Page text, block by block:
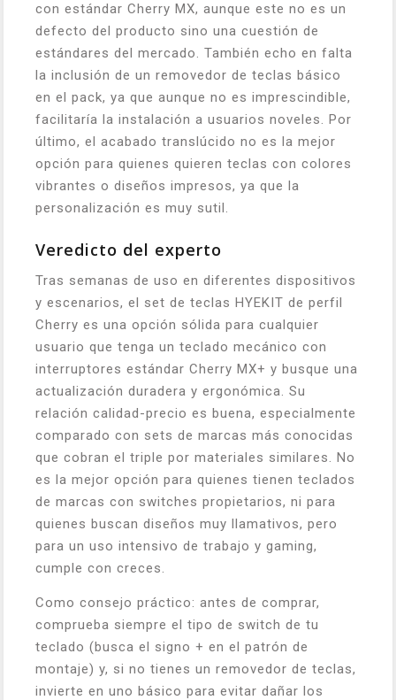
con estándar Cherry MX, aunque este no es un
defecto del producto sino una cuestión de
estándares del mercado. También echo en falta
la inclusión de un removedor de teclas básico
en el pack, ya que aunque no es imprescindible,
facilitaría la instalación a usuarios noveles. Por
último, el acabado translúcido no es la mejor
opción para quienes quieren teclas con colores
vibrantes o diseños impresos, ya que la
personalización es muy sutil.
Veredicto del experto
Tras semanas de uso en diferentes dispositivos
y escenarios, el set de teclas HYEKIT de perfil
Cherry es una opción sólida para cualquier
usuario que tenga un teclado mecánico con
interruptores estándar Cherry MX+ y busque una
actualización duradera y ergonómica. Su
relación calidad-precio es buena, especialmente
comparado con sets de marcas más conocidas
que cobran el triple por materiales similares. No
es la mejor opción para quienes tienen teclados
de marcas con switches propietarios, ni para
quienes buscan diseños muy llamativos, pero
para un uso intensivo de trabajo y gaming,
cumple con creces.
Como consejo práctico: antes de comprar,
comprueba siempre el tipo de switch de tu
teclado (busca el signo + en el patrón de
montaje) y, si no tienes un removedor de teclas,
invierte en uno básico para evitar dañar los